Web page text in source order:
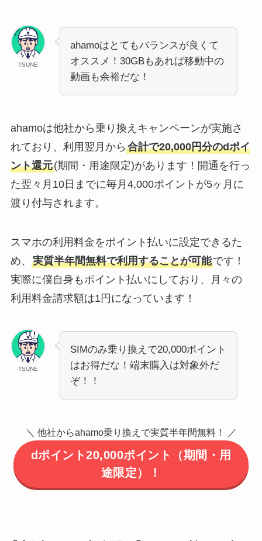
TSUNE
ahamoはとてもバランスが良くて
オススメ！30GBもあれば移動中の
動画も余裕だな！
ahamoは他社から乗り換えキャンペーンが実施さ
れており、利用翌月から 合計で20,000円分のdポイ
ント還元(期間・用途限定)があります！開通を行っ
た翌々月10日までに毎月4,000ポイントが5ヶ月に
渡り付与されます。
スマホの利用料金をポイント払いに設定できるた
め、 実質半年間無料で利用することが可能です！
実際に僕自身もポイント払いにしており、月々の
利用料金請求額は1円になっています！
TSUNE
SIMのみ乗り換えで20,000ポイント
はお得だな！端末購入は対象外だ
ぞ！！
＼ 他社からahamo乗り換えで実質半年間無料！ ／
dポイント20,000ポイント（期間・用
途限定）！